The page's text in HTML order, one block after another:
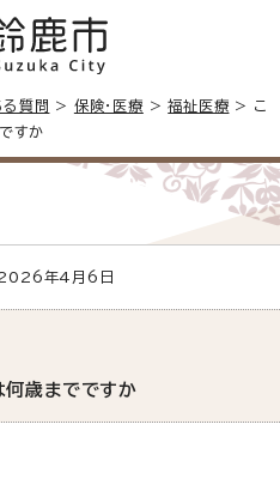
る質問 > 保険・医療 >福祉医療 > こ
すか
年4月6日
何歳までですか